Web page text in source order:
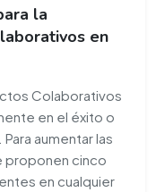
la
en
Colaborativos
en el éxito o
aumentar las
proponen cinco
en cualquier